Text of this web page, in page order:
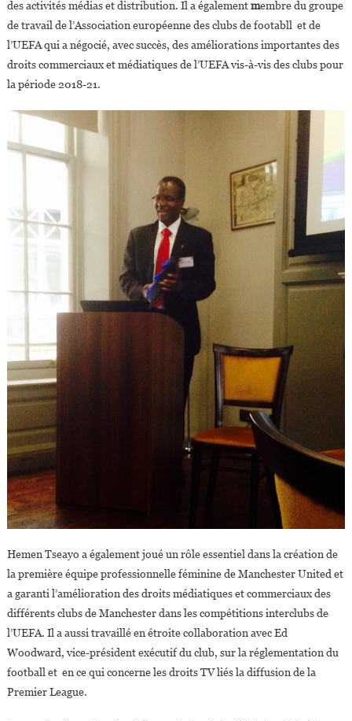
des activités médias et distribution. Il a égalementmembre du groupe
de travail de l’Association européenne des clubs de footabll et de
l’UEFA qui a négocié, avec succès, des améliorations importantes des
droits commerciaux et médiatiques de l’UEFA vis-à-vis des clubs pour
la période 2018-21.
Hemen Tseayo a également joué un rôle essentiel dans la création de
la première équipe professionnelle féminine de Manchester United et
a garanti l’amélioration des droits médiatiques et commerciaux des
différents clubs de Manchester dans les compétitions interclubs de
l’UEFA. Il a aussi travaillé en étroite collaboration avec Ed
Woodward, vice-président exécutif du club, sur la réglementation du
football et en ce qui concerne les droits TV liés la diffusion de la
Premier League.